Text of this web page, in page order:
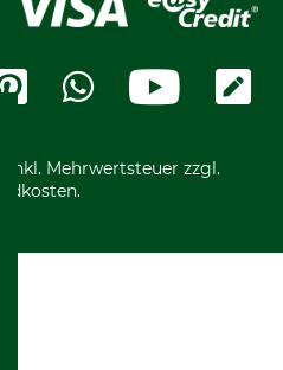
inkl. Mehrwertsteuer zzgl.